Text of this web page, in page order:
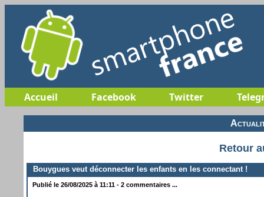
Accueil Facebook Twitter
Retour
Bouygues veut déconnecter les enfants en les connectant !
Publié le 26/08/2025 à 11:11 - 2 commentaires ...